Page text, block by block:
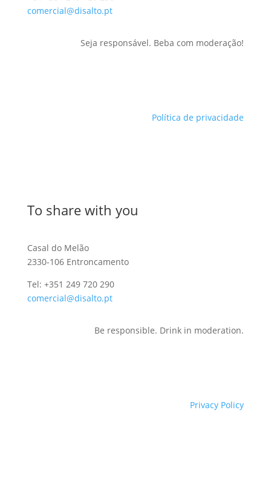
comercial@disalto.pt
Seja responsável. Beba com moderação!
Política de privacidade
To share with you
Casal do Melão
2330-106 Entroncamento
Tel: +351 249 720 290
comercial@disalto.pt
Be responsible. Drink in moderation.
Privacy Policy